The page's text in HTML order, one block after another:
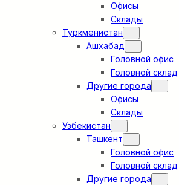
Офисы
Склады
Туркменистан
Ашхабад
Головной офис
Головной склад
Другие города
Офисы
Склады
Узбекистан
Ташкент
Головной офис
Головной склад
Другие города